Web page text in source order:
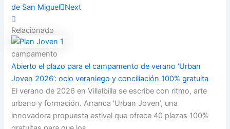
de San Miguel Next
Relacionado
campamento
Abierto el plazo para el campamento de verano ‘Urban
Joven 2026’: ocio veraniego y conciliación 100% gratuita
El verano de 2026 en Villalbilla se escribe con ritmo, arte
urbano y formación. Arranca ‘Urban Joven’, una
innovadora propuesta estival que ofrece 40 plazas 100%